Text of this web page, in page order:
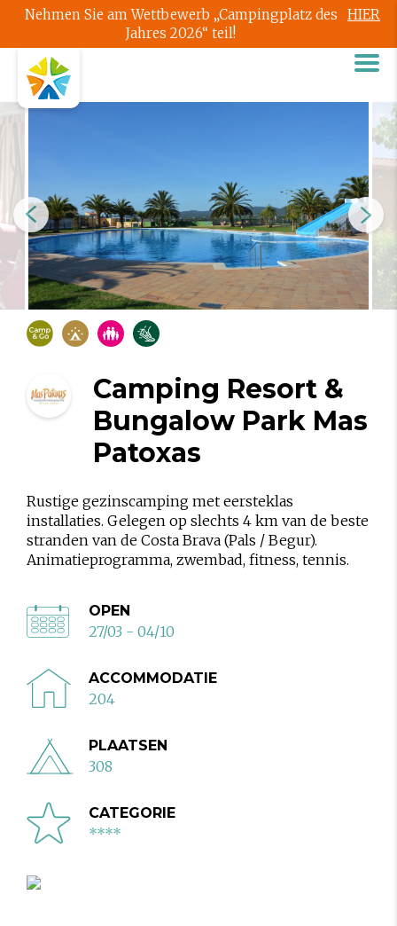
Nehmen Sie am Wettbewerb „Campingplatz des
Jahres 2026“ teil!
HIER
Camping Resort &
Bungalow Park Mas
Patoxas
Rustige gezinscamping met eersteklas
installaties. Gelegen op slechts 4 km van de beste
stranden van de Costa Brava (Pals / Begur).
Animatieprogramma, zwembad, fitness, tennis.
OPEN
27/03 - 04/10
ACCOMMODATIE
204
PLAATSEN
308
CATEGORIE
****